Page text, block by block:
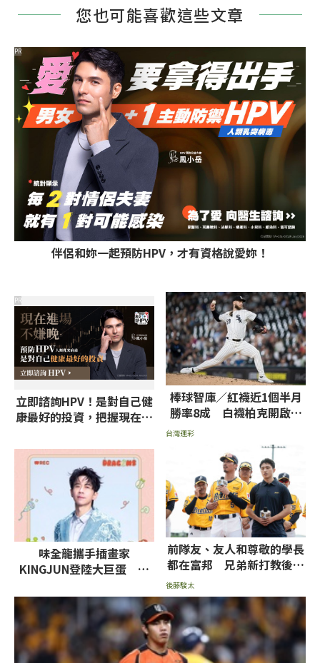
您也可能喜歡這些文章
伴侶和妳一起預防HPV，才有資格說愛妳！
PR
立即諮詢HPV！是對自己健
康最好的投資，把握現在不
PR
棒球智庫／紅襪近1個半月
勝率8成 白襪柏克開啟賽
台灣運彩
味全龍攜手插畫家
KINGJUN登陸大巨蛋 光
前隊友、友人和尊敬的學長
都在富邦 兄弟新打教後藤
駿太：不想輸他們
後藤駿太